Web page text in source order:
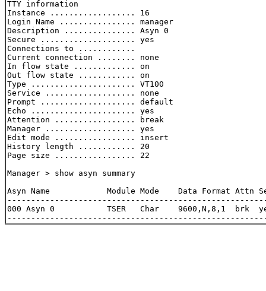
TTY information
Instance .................. 16
Login Name ................ manager
Description ............... Asyn 0
Secure .................... yes
Connections to ............
Current connection ........ none
In flow state ............. on
Out flow state ............ on
Type ...................... VT100
Service ................... none
Prompt .................... default
Echo ...................... yes
Attention ................. break
Manager ................... yes
Edit mode ................. insert
History length ............ 20
Page size ................. 22
Manager > show asyn summary
Asyn Name            Module Mode    Data Format Attn
000 Asyn 0           TSER   Char    9600,N,8,1  brk